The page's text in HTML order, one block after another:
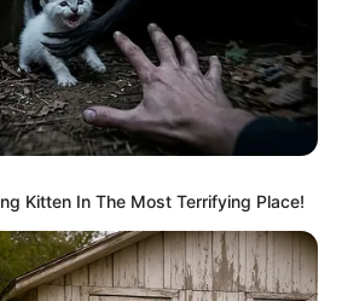
Kitten In The Most Terrifying Place!